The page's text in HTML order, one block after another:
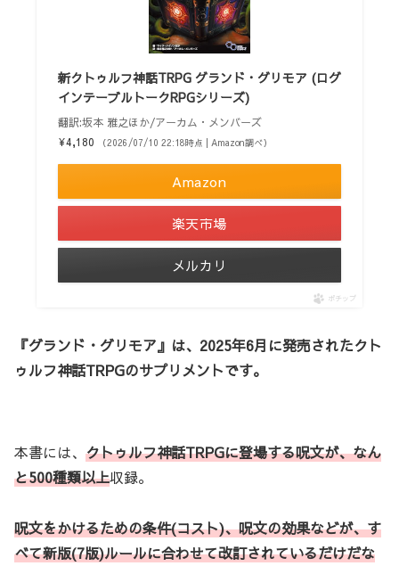
新クトゥルフ神話TRPG グランド・グリモア (ログ
インテーブルトークRPGシリーズ)
翻訳:坂本 雅之ほか/アーカム・メンバーズ
¥4,180
（2026/07/10 22:18時点 | Amazon調べ）
Amazon
楽天市場
メルカリ
ポチップ
『グランド・グリモア』は、2025年6月に発売されたクト
ゥルフ神話TRPGのサプリメントです。
本書には、 クトゥルフ神話TRPGに登場する呪文が、なん
と500種類以上収録。
呪文をかけるための条件(コスト)、呪文の効果などが、す
べて新版(7版)ルールに合わせて改訂されているだけだな